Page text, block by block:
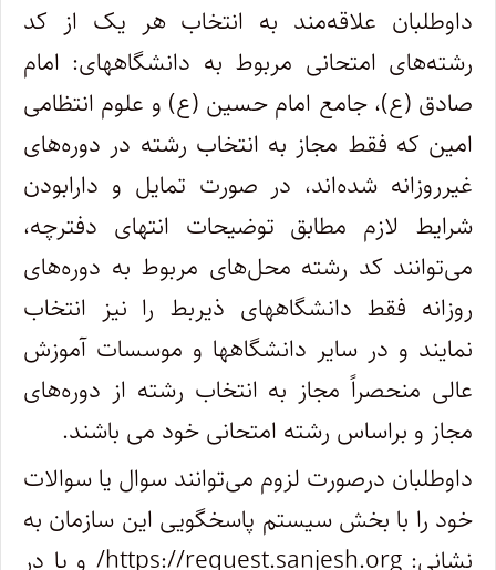
داوطلبان علاقه‌مند به انتخاب هر یک از کد
رشته‌های امتحانی مربوط به دانشگاههای: امام
صادق (ع)، جامع امام حسین (ع) و علوم انتظامی
امین که فقط مجاز به انتخاب رشته در دوره‌های
غیرروزانه شده‌اند، در صورت تمایل و دارابودن
شرایط لازم مطابق توضیحات انتهای دفترچه،
می‌توانند کد رشته محل‌های مربوط به دوره‌های
روزانه فقط دانشگاههای ذیربط را نیز انتخاب
نمایند و در سایر دانشگاهها و موسسات آموزش
عالی منحصراً مجاز به انتخاب رشته از دوره‌های
مجاز و براساس رشته امتحانی خود می باشند.
داوطلبان درصورت لزوم می‌توانند سوال یا سوالات
خود را با بخش سیستم پاسخگویی این سازمان به
نشانی: https://request.sanjesh.org/ و یا در